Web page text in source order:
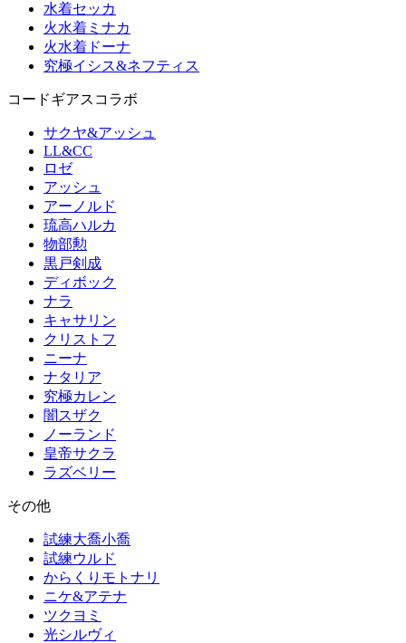
水着セッカ
火水着ミナカ
火水着ドーナ
究極イシス&ネフティス
コードギアスコラボ
サクヤ&アッシュ
LL&CC
ロゼ
アッシュ
アーノルド
琉高ハルカ
物部勲
黒戸剣成
ディボック
ナラ
キャサリン
クリストフ
ニーナ
ナタリア
究極カレン
闇スザク
ノーランド
皇帝サクラ
ラズベリー
その他
試練大喬小喬
試練ウルド
からくりモトナリ
ニケ&アテナ
ツクヨミ
光シルヴィ